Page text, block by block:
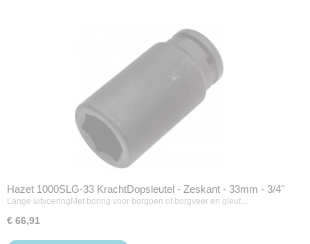
Hazet 1000SLG-33 KrachtDopsleutel - Zeskant - 33mm - 3/4''
Lange uitvoeringMet boring voor borgpen of borgveer en gleuf…
€ 66,91